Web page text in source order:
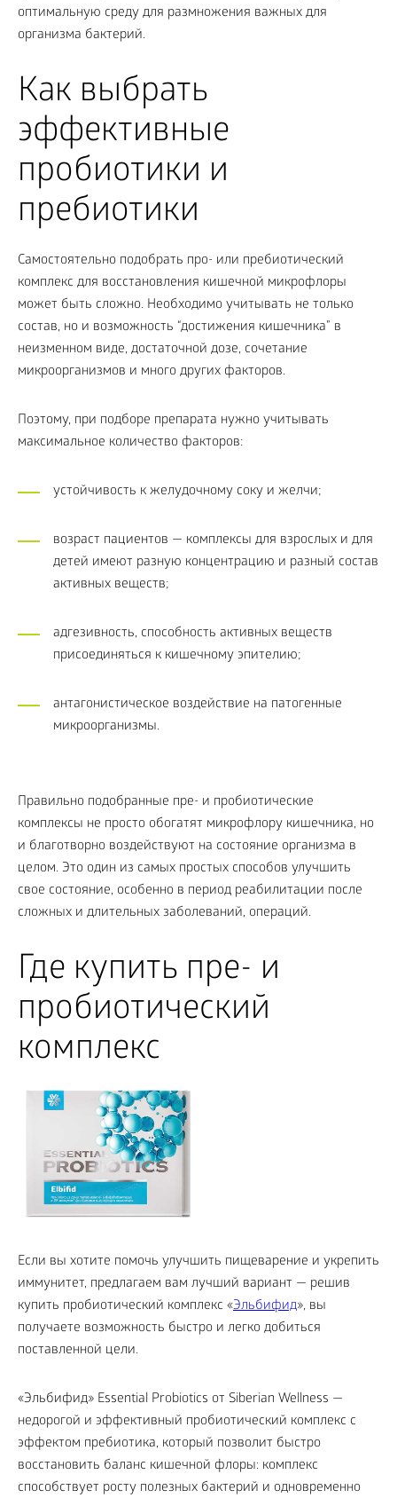
оптимальную среду для размножения важных для
организма бактерий.
Как выбрать
эффективные
пробиотики и
пребиотики
Самостоятельно подобрать про- или пребиотический
комплекс для восстановления кишечной микрофлоры
может быть сложно. Необходимо учитывать не только
состав, но и возможность “достижения кишечника” в
неизменном виде, достаточной дозе, сочетание
микроорганизмов и много других факторов.
Поэтому, при подборе препарата нужно учитывать
максимальное количество факторов:
устойчивость к желудочному соку и желчи;
возраст пациентов — комплексы для взрослых и для
детей имеют разную концентрацию и разный состав
активных веществ;
адгезивность, способность активных веществ
присоединяться к кишечному эпителию;
антагонистическое воздействие на патогенные
микроорганизмы.
Правильно подобранные пре- и пробиотические
комплексы не просто обогатят микрофлору кишечника, но
и благотворно воздействуют на состояние организма в
целом. Это один из самых простых способов улучшить
свое состояние, особенно в период реабилитации после
сложных и длительных заболеваний, операций.
Где купить пре- и
пробиотический
комплекс
Если вы хотите помочь улучшить пищеварение и укрепить
иммунитет, предлагаем вам лучший вариант — решив
купить пробиотический комплекс «Эльбифид», вы
получаете возможность быстро и легко добиться
поставленной цели.
«Эльбифид» Essential Probiotics от Siberian Wellness —
недорогой и эффективный пробиотический комплекс с
эффектом пребиотика, который позволит быстро
восстановить баланс кишечной флоры: комплекс
способствует росту полезных бактерий и одновременно